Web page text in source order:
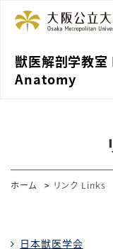
獣医解剖学教
Anatomy
ホーム リンク Links
日本獣医学会